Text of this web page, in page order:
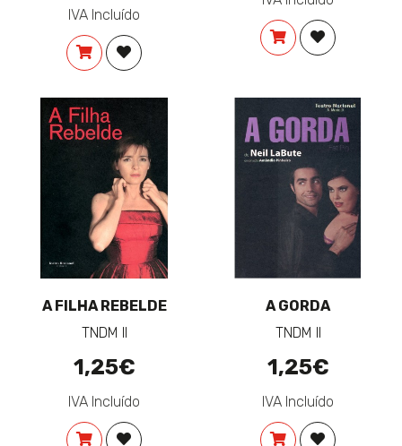
IVA Incluído
COMPRARADICIONAR À LISTA DE DESEJOS
COMPRARADICIONAR
A FILHA REBELDE
TNDM II
1,25€
IVA Incluído
COMPRARADICIONAR À LISTA DE DESEJOS
A GORDA
TNDM II
1,25€
IVA Incluído
COMPRARADICIONAR